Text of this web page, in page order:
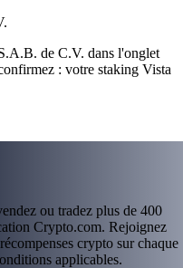
de C.V. dans l'onglet
: votre staking Vista
ou tradez plus de 400
Crypto.com. Rejoignez
crypto sur chaque
applicables.